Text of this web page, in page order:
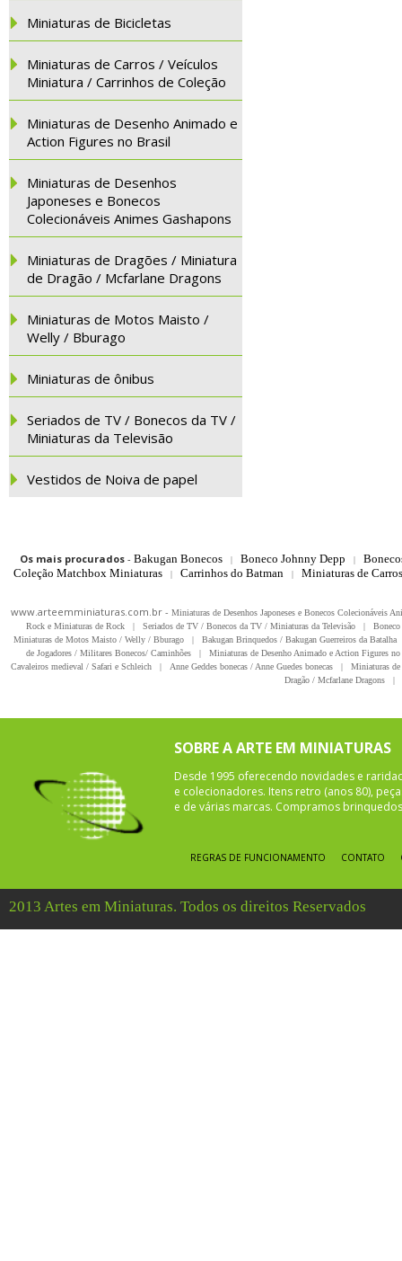
Miniaturas de Bicicletas
Miniaturas de Carros / Veículos
Miniatura / Carrinhos de Coleção
Miniaturas de Desenho Animado e
Action Figures no Brasil
Miniaturas de Desenhos
Japoneses e Bonecos
Colecionáveis Animes Gashapons
Miniaturas de Dragões / Miniatura
de Dragão / Mcfarlane Dragons
Miniaturas de Motos Maisto /
Welly / Bburago
Miniaturas de ônibus
Seriados de TV / Bonecos da TV /
Miniaturas da Televisão
Vestidos de Noiva de papel
Os mais procurados- Bakugan Bonecos | Boneco Johnny Depp |
Coleção Matchbox Miniaturas
| Carrinhos do Batman | Miniaturas de
www.arteemminiaturas.com.br - Miniaturas de Desenhos Japoneses e Bonecos Colecionáveis
Rock e Miniaturas de Rock
| Seriados de TV / Bonecos da TV / Miniaturas da Televisão |
Miniaturas de Motos Maisto / Welly / Bburago
| Bakugan Brinquedos / Bakugan Guerreiros da Batalha
de Jogadores / Militares Bonecos/ Caminhões
|
Miniaturas de Desenho Animado e Action Figures
Cavaleiros medieval / Safari e Schleich
| Anne Geddes bonecas / Anne Guedes bonecas |
Miniaturas
Dragão / Mcfarlane Dragons
|
SOBRE A ARTE EM MINIATURAS
Desde 1995 oferecendo novidades e
e colecionadores. Itens retro (anos 80),
e de várias marcas. Compramos
REGRAS DE FUNCIONAMENTO CONTATO
2013 Artes em Miniaturas. Todos os direitos Reservados